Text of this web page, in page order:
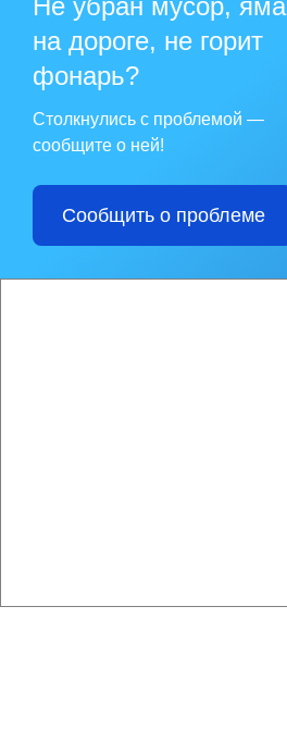
Не убран мусор, яма
на дороге, не горит
фонарь?
Столкнулись с проблемой —
сообщите о ней!
Сообщить о проблеме